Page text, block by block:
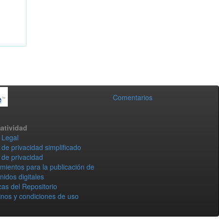
Comentarios
privacidad simplificado
privacidad
para la publicación de
digitales
del Repositorio
y condiciones de uso